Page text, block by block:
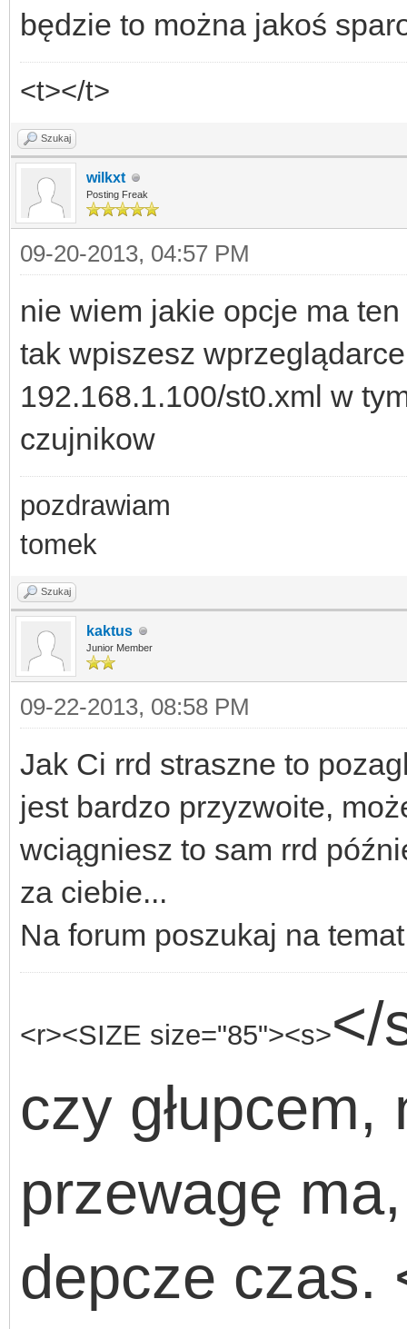
będzie to można jakoś
<t></t>
Szukaj
wilkxt
Posting Freak
09-20-2013, 04:57 PM
nie wiem jakie opcje ma
tak wpiszesz
192.168.1.100/st0.xml w
czujnikow
pozdrawiam
tomek
Szukaj
kaktus
Junior Member
09-22-2013, 08:58 PM
Jak Ci rrd straszne to
jest bardzo przyzwoite,
wciągniesz to sam rrd
za ciebie...
Na forum poszukaj na
<r><SIZE size="85"><s></
czy
przewagę
depcze czas.